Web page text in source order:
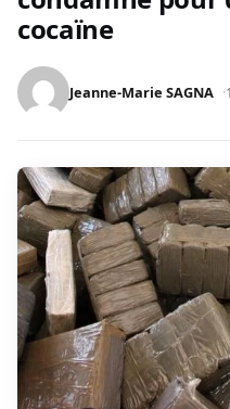
cocaïne
Jeanne-Marie SAGNA